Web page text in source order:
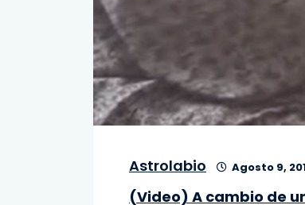
Astrolabio Agosto 9,
(Video) A cambio de